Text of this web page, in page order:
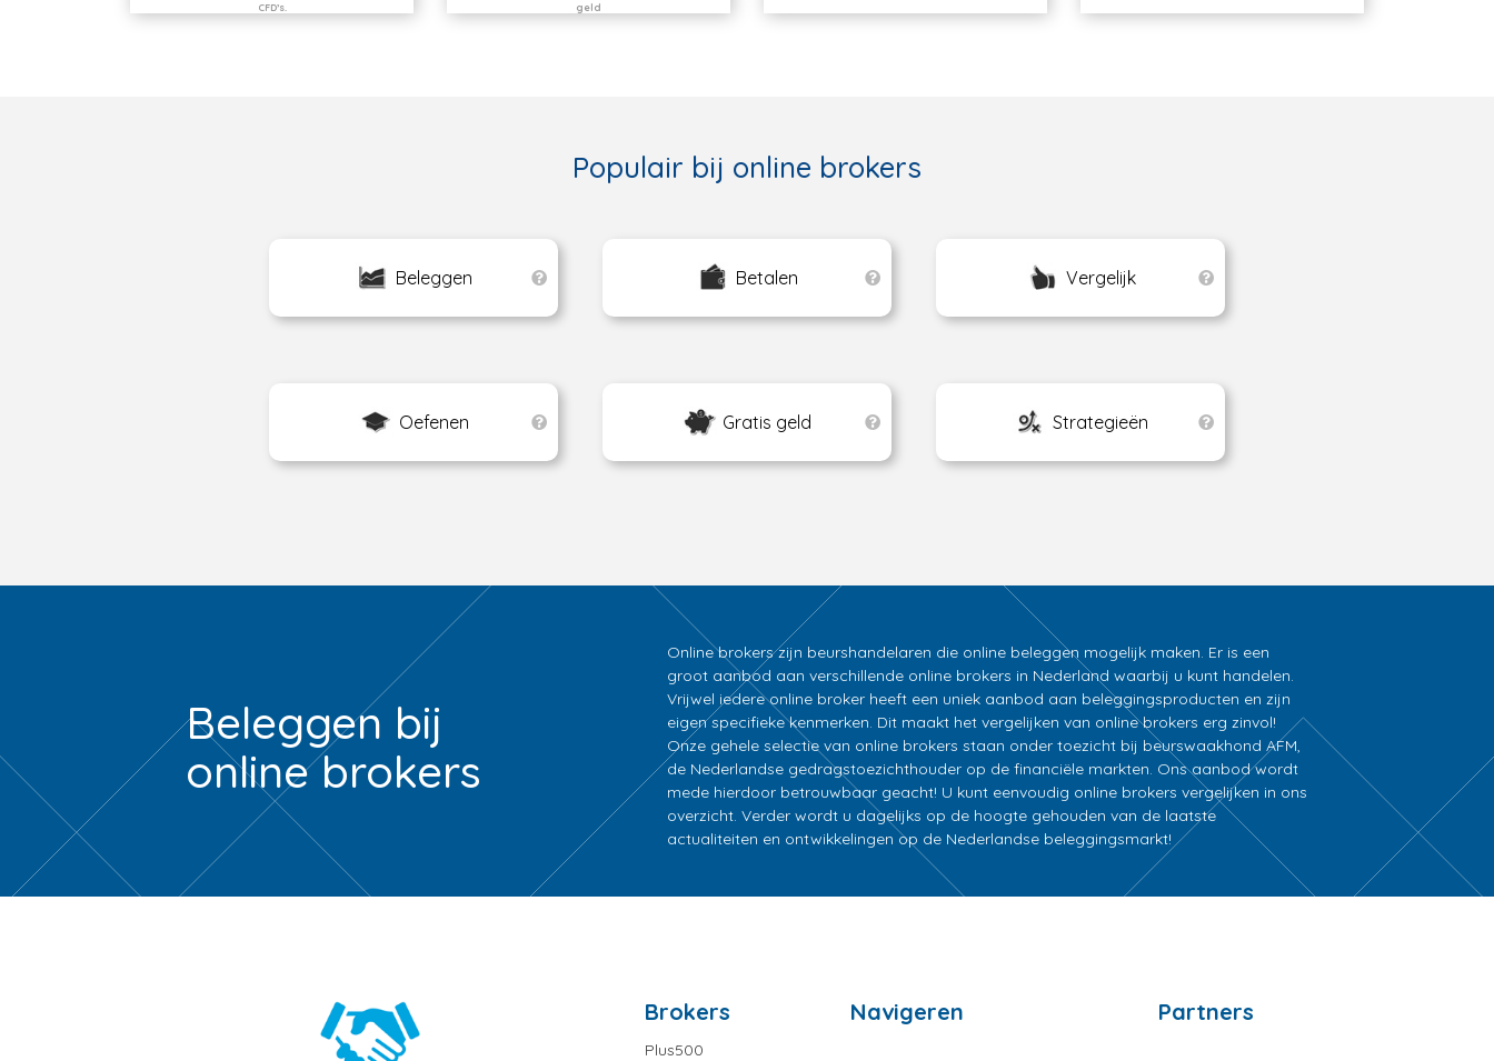
CFD’s.
geld
Populair bij online brokers
Beleggen Betalen Vergelijk
Oefenen Gratis geld Strategieën
Beleggen bij
online brokers
Online brokers zijn beurshandelaren die online beleggen mogelijk maken. Er is een
groot aanbod aan verschillende online brokers in Nederland waarbij u kunt handelen.
Vrijwel iedere online broker heeft een uniek aanbod aan beleggingsproducten en zijn
eigen specifieke kenmerken. Dit maakt het vergelijken van online brokers erg zinvol!
Onze gehele selectie van online brokers staan onder toezicht bij beurswaakhond AFM,
de Nederlandse gedragstoezichthouder op de financiële markten. Ons aanbod wordt
mede hierdoor betrouwbaar geacht! U kunt eenvoudig online brokers vergelijken in ons
overzicht. Verder wordt u dagelijks op de hoogte gehouden van de laatste
actualiteiten en ontwikkelingen op de Nederlandse beleggingsmarkt!
Brokers
Plus500
Navigeren Partners